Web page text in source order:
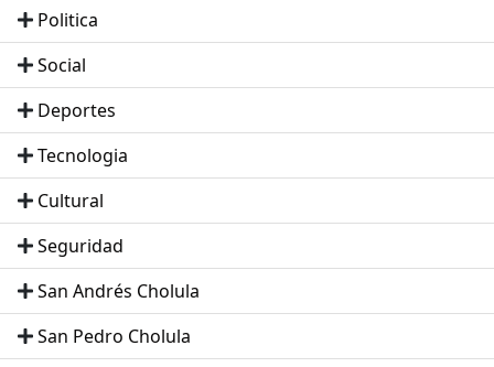
Politica
Social
Deportes
Tecnologia
Cultural
Seguridad
San Andrés Cholula
San Pedro Cholula